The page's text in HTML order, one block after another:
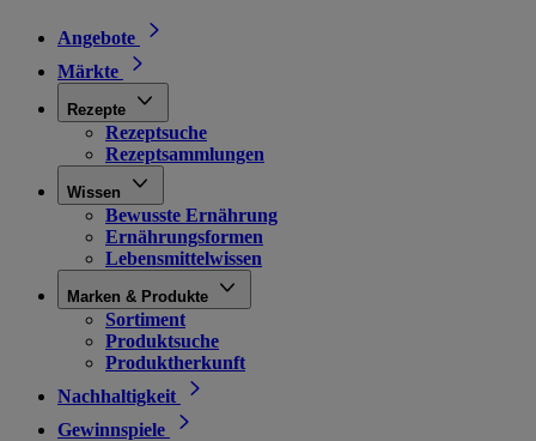
Angebote
Märkte
Rezepte
Rezeptsuche
Rezeptsammlungen
Wissen
Bewusste Ernährung
Ernährungsformen
Lebensmittelwissen
Marken & Produkte
Sortiment
Produktsuche
Produktherkunft
Nachhaltigkeit
Gewinnspiele